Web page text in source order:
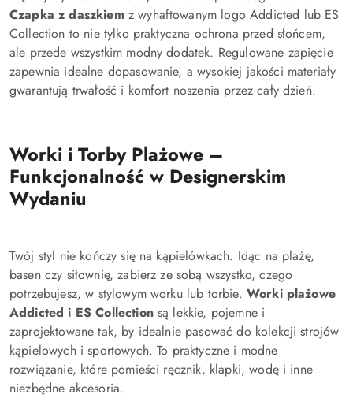
Czapka z daszkiemz wyhaftowanym logo Addicted lub ES
Collection to nie tylko praktyczna ochrona przed słońcem,
ale przede wszystkim modny dodatek. Regulowane zapięcie
zapewnia idealne dopasowanie, a wysokiej jakości materiały
gwarantują trwałość i komfort noszenia przez cały dzień.
Worki i Torby Plażowe –
Funkcjonalność w Designerskim
Wydaniu
Twój styl nie kończy się na kąpielówkach. Idąc na plażę,
basen czy siłownię, zabierz ze sobą wszystko, czego
potrzebujesz, w stylowym worku lub torbie. Worki plażowe
Addicted i ES Collectionsą lekkie, pojemne i
zaprojektowane tak, by idealnie pasować do kolekcji strojów
kąpielowych i sportowych. To praktyczne i modne
rozwiązanie, które pomieści ręcznik, klapki, wodę i inne
niezbędne akcesoria.